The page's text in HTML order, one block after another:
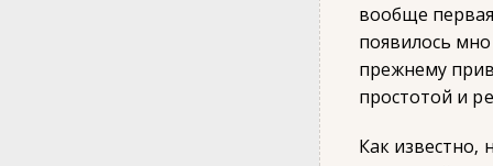
вообще
появилось
прежнему
простотой и
Как известно,